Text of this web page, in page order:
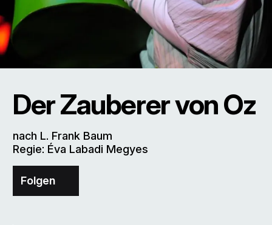
Der Zauberer von Oz
nach L. Frank Baum
Regie: Éva Labadi Megyes
Folgen